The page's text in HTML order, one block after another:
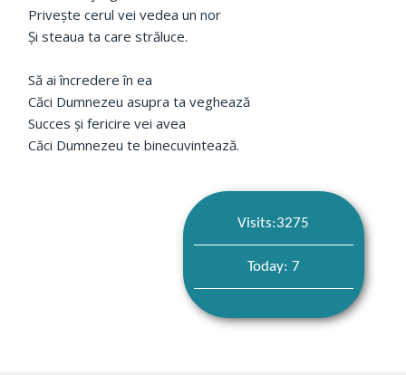
Privește cerul vei vedea un nor
Și steaua ta care străluce.
Să ai încredere în ea
Căci Dumnezeu asupra ta veghează
Succes și fericire vei avea
Căci Dumnezeu te binecuvintează.
Visits:3275
Today: 7